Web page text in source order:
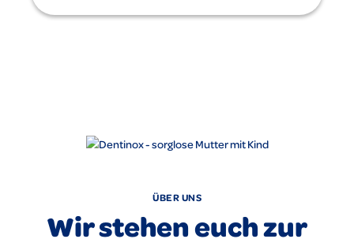
ÜBER UNS
Wir stehen euch zur